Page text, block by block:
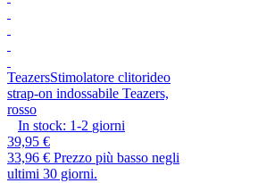
TeazersStimolatore clitorideo
strap-on indossabile Teazers,
rosso
In stock: 1-2 giorni
39,95 €
33,96 € Prezzo più basso negli
ultimi 30 giorni.